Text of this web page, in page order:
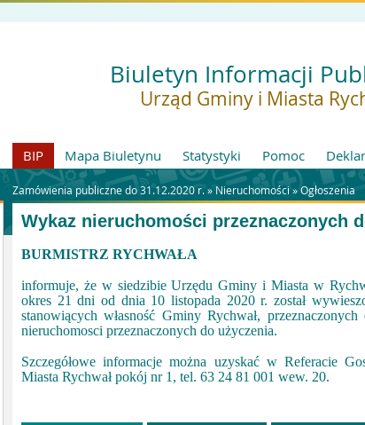
Biuletyn Informacji
Urząd Gminy i Miasta
BIP Mapa Biuletynu Statystyki Pomoc
Zamówienia publiczne do 31.12.2020 r. » Nieruchomości »Ogłoszenia
Wykaz nieruchomości przeznaczonych
BURMISTRZ RYCHWAŁA
informuje, że w siedzibie Urzędu Gminy i Miasta w
okres 21 dni od dnia 10 listopada 2020 r. został
stanowiących własność Gminy Rychwał,
nieruchomosci przeznaczonych do użyczenia.
Szczegółowe informacje można uzyskać w Referacie
Miasta Rychwał pokój nr 1, tel. 63 24 81 001 wew. 20.